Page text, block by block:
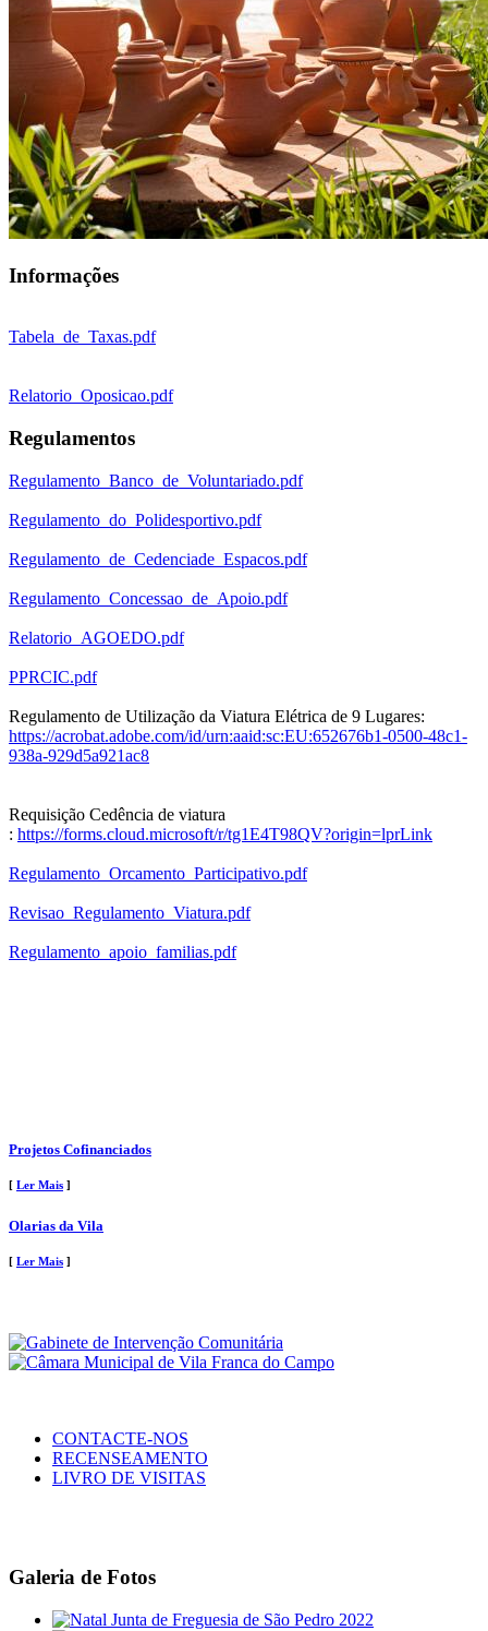
Informações
Tabela_de_Taxas.pdf
Relatorio_Oposicao.pdf
Regulamentos
Regulamento_Banco_de_Voluntariado.pdf
Regulamento_do_Polidesportivo.pdf
Regulamento_de_Cedenciade_Espacos.pdf
Regulamento_Concessao_de_Apoio.pdf
Relatorio_AGOEDO.pdf
PPRCIC.pdf
Regulamento de Utilização da Viatura Elétrica de 9 Lugares:
https://acrobat.adobe.com/id/urn:aaid:sc:EU:652676b1-0500-48c1-
938a-929d5a921ac8
Requisição Cedência de viatura
: https://forms.cloud.microsoft/r/tg1E4T98QV?origin=lprLink
Regulamento_Orcamento_Participativo.pdf
Revisao_Regulamento_Viatura.pdf
Regulamento_apoio_familias.pdf
Projetos Cofinanciados
[ Ler Mais ]
Olarias da Vila
[ Ler Mais ]
CONTACTE-NOS
RECENSEAMENTO
LIVRO DE VISITAS
Galeria de Fotos